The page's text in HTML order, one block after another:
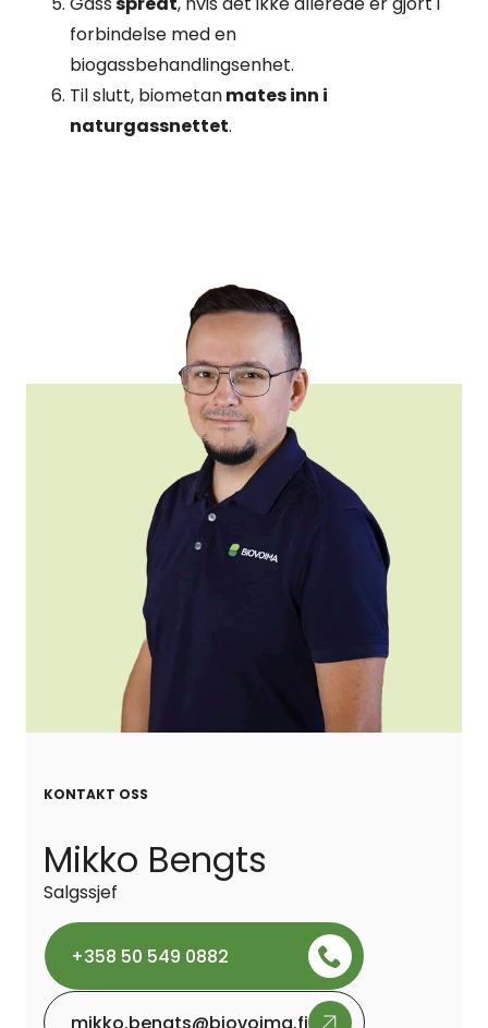
forbindelse med en
biogassbehandlingsenhet.
Til slutt, biometanmates inn i
naturgassnettet.
KONTAKT OSS
Mikko Bengts
Salgssjef
+358 50 549 0882
mikko.bengts@biovoima.fi